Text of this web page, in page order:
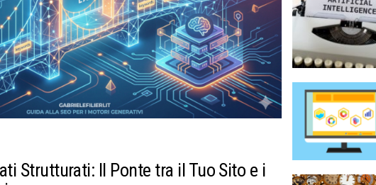
Strutturati: Il Ponte tra il Tuo Sito e i